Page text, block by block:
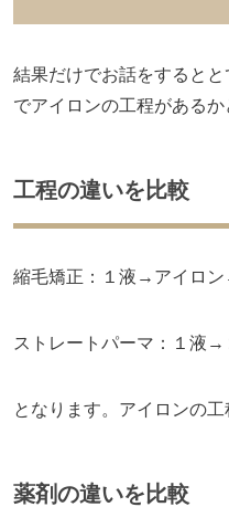
結果だけでお話をすると
でアイロンの工程があるか
工程の違いを比較
縮毛矯正：１液→アイロ
ストレートパーマ：１液→
となります。アイロンの
薬剤の違いを比較